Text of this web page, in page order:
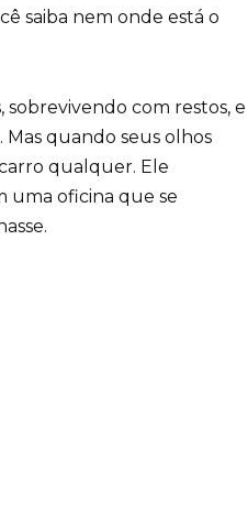
saiba nem onde está o
sobrevivendo com restos, e
Mas quando seus olhos
qualquer. Ele
uma oficina que se